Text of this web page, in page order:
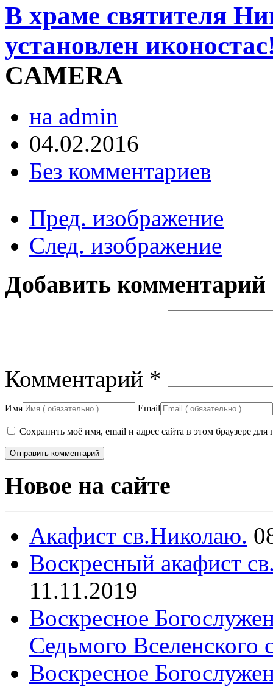
В храме святителя
установлен
CAMERA
на admin
04.02.2016
Без комментариев
Пред. изображение
След. изображение
Добавить комментарий
Комментарий *
Имя Email
Сохранить моё имя, email и адрес сайта в этом браузере
Новое на сайте
Акафист св.Николаю.
Воскресный акафист
11.11.2019
Воскресное
Седьмого Вселенского
Воскресное